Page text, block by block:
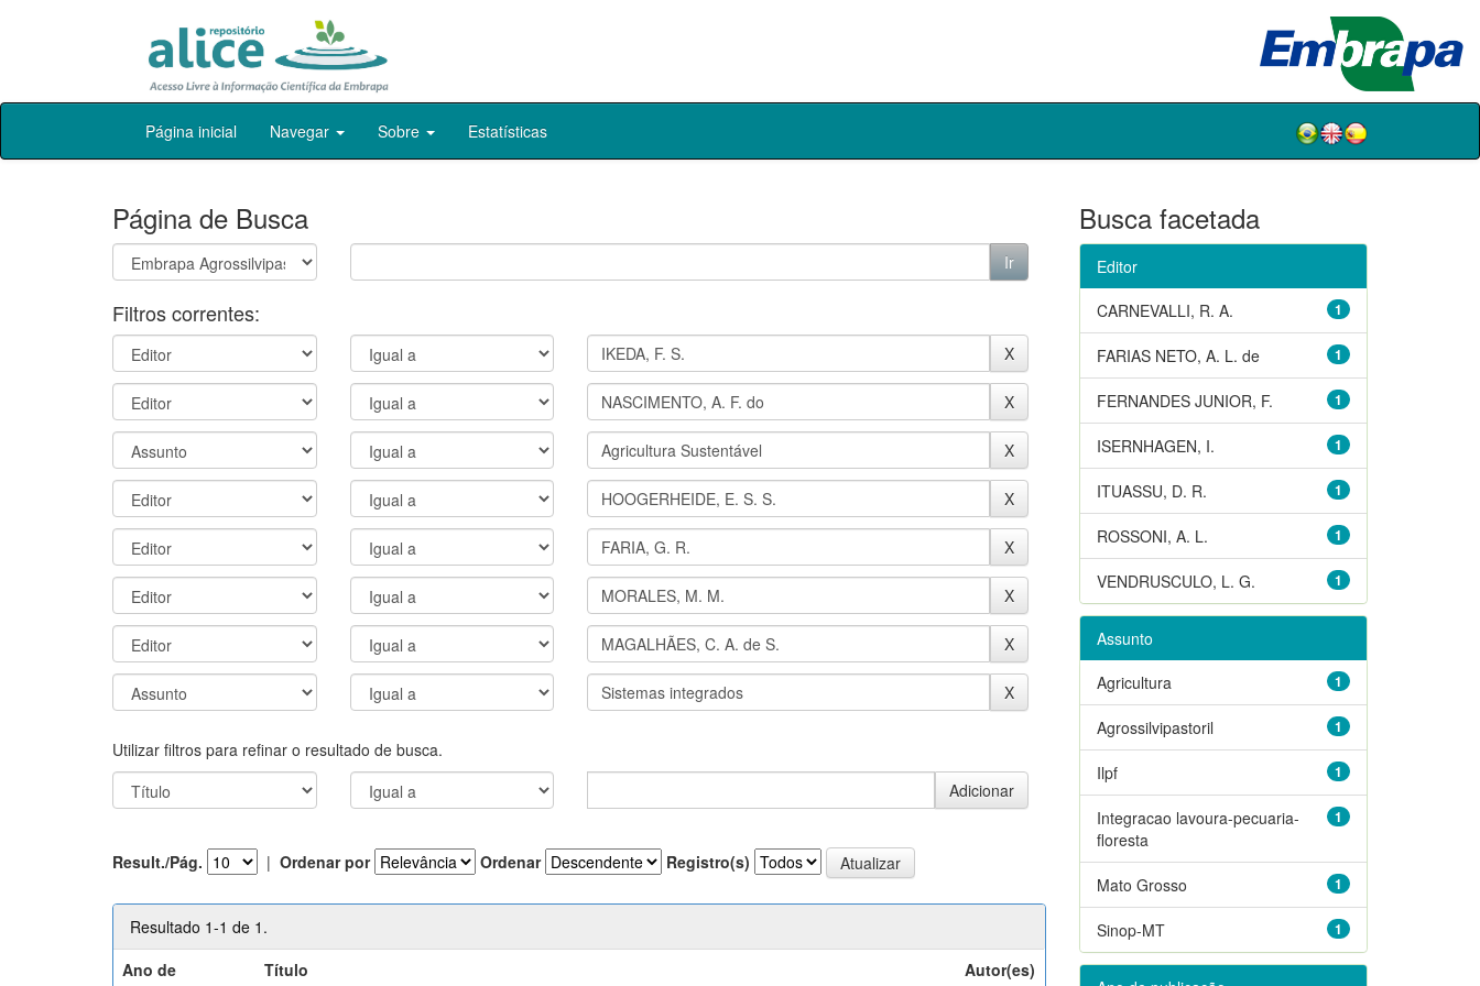
Skip
Página inicial Navegar Sobre Estatísticas
Página de Busca
Filtros correntes:
Utilizar filtros para refinar o resultado de busca.
Result./Pág. | Ordenar por Ordenar Registro(s)
Resultado 1-1 de 1.
Ano de
Título Autor(es)
Busca facetada
Editor
1
CARNEVALLI, R. A.
1
FARIAS NETO, A. L. de
1
FERNANDES JUNIOR, F.
1
ISERNHAGEN, I.
1
ITUASSU, D. R.
1
ROSSONI, A. L.
1
VENDRUSCULO, L. G.
Assunto
1
Agricultura
1
Agrossilvipastoril
1
Ilpf
1
Integracao lavoura-pecuaria-
floresta
1
Mato Grosso
1
Sinop-MT